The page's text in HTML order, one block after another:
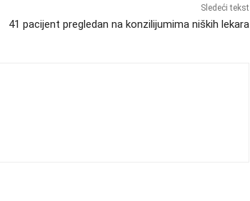
Sledeći tekst
41 pacijent pregledan na konzilijumima niških lekara